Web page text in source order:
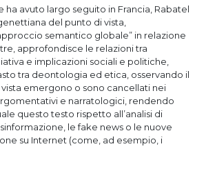
ha avuto largo seguito in Francia, Rabatel
del punto di vista,
semantico globale” in relazione
approfondisce le relazioni tra
e implicazioni sociali e politiche,
tra deontologia ed etica, osservando il
emergono o sono cancellati nei
e narratologici, rendendo
questo testo rispetto all’analisi di
le fake news o le nuove
su Internet (come, ad esempio, i